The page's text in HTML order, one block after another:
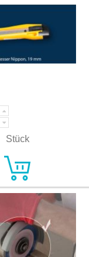
Stück